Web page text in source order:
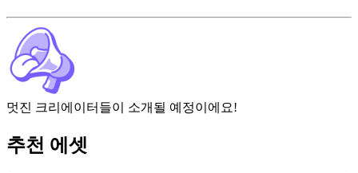
멋진 크리에이터들이 소개될 예정이에요!
추천 에셋